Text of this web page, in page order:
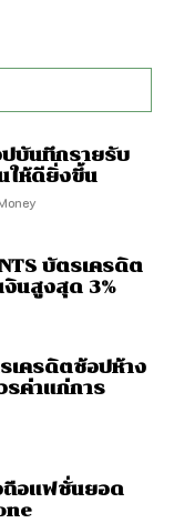
ปบันทึกรายรับ
ให้ดียิ่งขึ้น
บัตรเครดิต
งินสูงสุด 3%
เครดิตช้อปห้าง
รค่าแก่การ
ถือแฟชั่นยอด